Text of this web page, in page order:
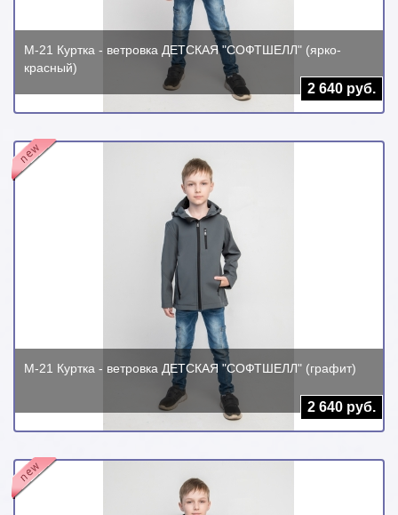
М-21 Куртка - ветровка ДЕТСКАЯ "СОФТШЕЛЛ" (ярко-
красный)
2 640 руб.
М-21 Куртка - ветровка ДЕТСКАЯ "СОФТШЕЛЛ" (графит)
2 640 руб.